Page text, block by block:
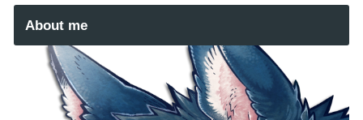
About me